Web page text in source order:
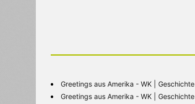
Greetings aus Amerika - WK | Geschichte
Greetings aus Amerika - WK | Geschichte